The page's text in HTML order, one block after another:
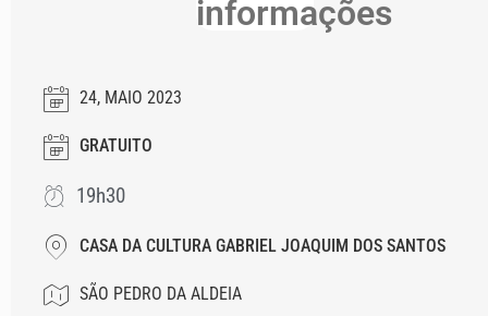
informações
24, MAIO 2023
GRATUITO
19h30
CASA DA CULTURA GABRIEL JOAQUIM DOS SANTOS
SÃO PEDRO DA ALDEIA